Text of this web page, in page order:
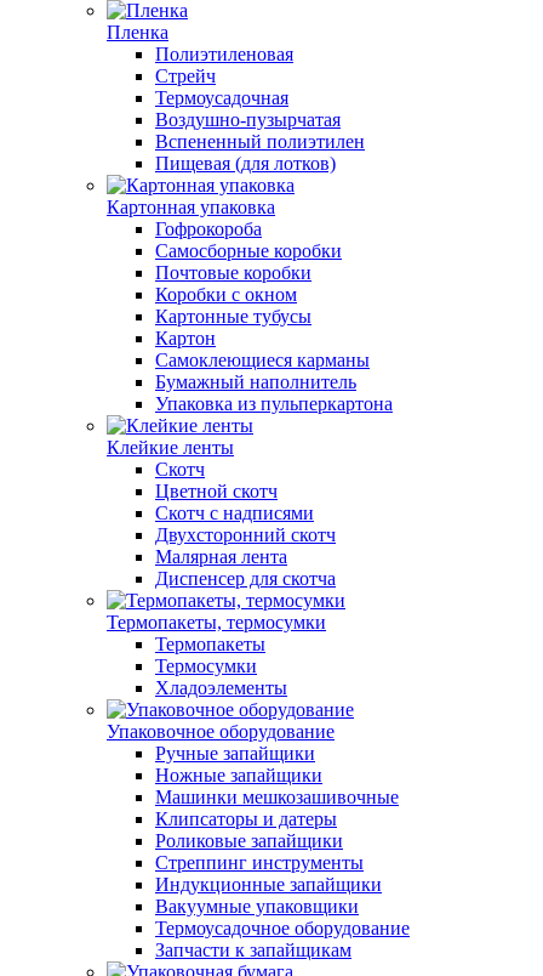
Пленка
Полиэтиленовая
Стрейч
Термоусадочная
Воздушно-пузырчатая
Вспененный полиэтилен
Пищевая (для лотков)
Картонная упаковка
Гофрокороба
Самосборные коробки
Почтовые коробки
Коробки с окном
Картонные тубусы
Картон
Самоклеющиеся карманы
Бумажный наполнитель
Упаковка из пульперкартона
Клейкие ленты
Скотч
Цветной скотч
Скотч с надписями
Двухсторонний скотч
Малярная лента
Диспенсер для скотча
Термопакеты, термосумки
Термопакеты
Термосумки
Хладоэлементы
Упаковочное оборудование
Ручные запайщики
Ножные запайщики
Машинки мешкозашивочные
Клипсаторы и датеры
Роликовые запайщики
Стреппинг инструменты
Индукционные запайщики
Вакуумные упаковщики
Термоусадочное оборудование
Запчасти к запайщикам